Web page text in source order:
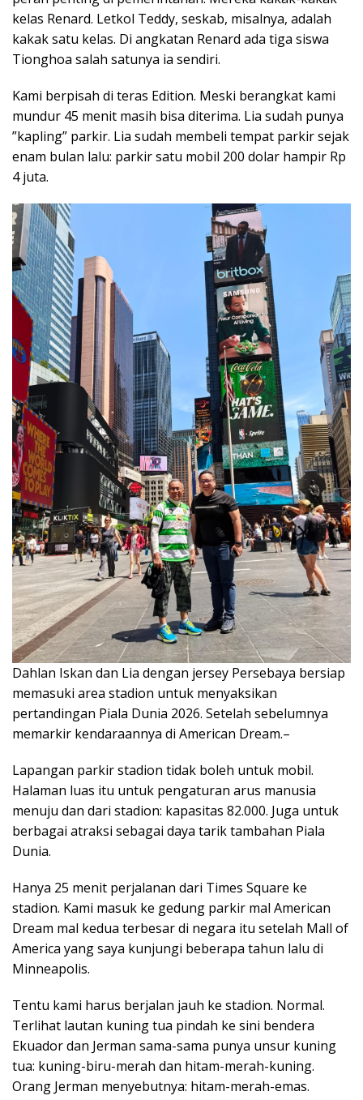
kelas Renard. Letkol Teddy, seskab, misalnya, adalah
kakak satu kelas. Di angkatan Renard ada tiga siswa
Tionghoa salah satunya ia sendiri.
Kami berpisah di teras Edition. Meski berangkat kami
mundur 45 menit masih bisa diterima. Lia sudah punya
”kapling” parkir. Lia sudah membeli tempat parkir sejak
enam bulan lalu: parkir satu mobil 200 dolar hampir Rp
4 juta.
Dahlan Iskan dan Lia dengan jersey Persebaya bersiap
memasuki area stadion untuk menyaksikan
pertandingan Piala Dunia 2026. Setelah sebelumnya
memarkir kendaraannya di American Dream.–
Lapangan parkir stadion tidak boleh untuk mobil.
Halaman luas itu untuk pengaturan arus manusia
menuju dan dari stadion: kapasitas 82.000. Juga untuk
berbagai atraksi sebagai daya tarik tambahan Piala
Dunia.
Hanya 25 menit perjalanan dari Times Square ke
stadion. Kami masuk ke gedung parkir mal American
Dream mal kedua terbesar di negara itu setelah Mall of
America yang saya kunjungi beberapa tahun lalu di
Minneapolis.
Tentu kami harus berjalan jauh ke stadion. Normal.
Terlihat lautan kuning tua pindah ke sini bendera
Ekuador dan Jerman sama-sama punya unsur kuning
tua: kuning-biru-merah dan hitam-merah-kuning.
Orang Jerman menyebutnya: hitam-merah-emas.